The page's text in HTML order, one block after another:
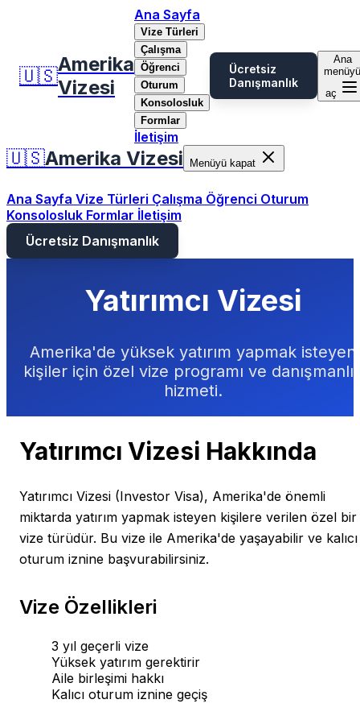
🇺🇸Amerika
Vizesi
Ana Sayfa
Vize Türleri
Çalışma
Öğrenci
Oturum
Konsolosluk
Formlar
İletişim
Ücretsiz
Danışmanlık
Ana
menüyü
aç
🇺🇸Amerika Vizesi Menüyü kapat
Ana Sayfa Vize Türleri Çalışma Öğrenci Oturum
Konsolosluk Formlar İletişim
Ücretsiz Danışmanlık
Yatırımcı Vizesi
Amerika'de yüksek yatırım yapmak isteyen
kişiler için özel vize programı ve
hizmeti.
Yatırımcı Vizesi Hakkında
Yatırımcı Vizesi (Investor Visa), Amerika'de önemli
miktarda yatırım yapmak isteyen kişilere verilen özel bir
vize türüdür. Bu vize ile Amerika'de yaşayabilir ve kalıcı
oturum iznine başvurabilirsiniz.
Vize Özellikleri
3 yıl geçerli vize
Yüksek yatırım gerektirir
Aile birleşimi hakkı
Kalıcı oturum iznine geçiş